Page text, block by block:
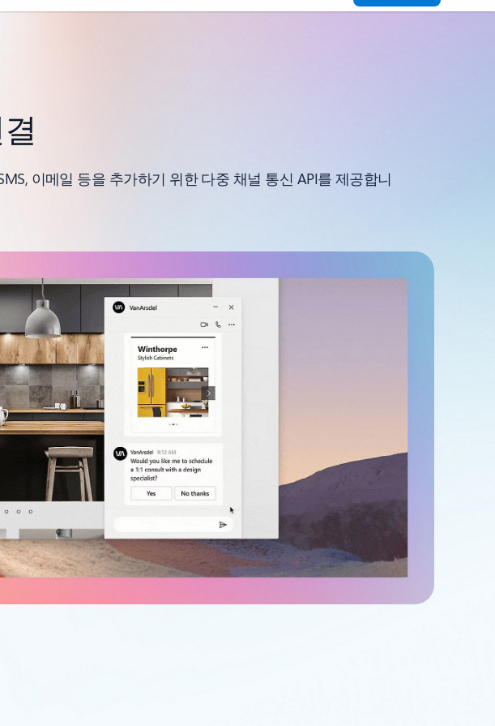
이메일 등을 추가하기 위한 다중 채널 통신 API를 제공합니